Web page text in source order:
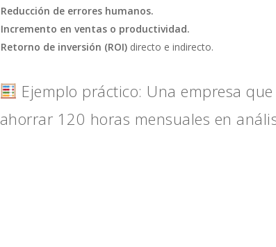
Reducción de errores humanos.
Incremento en ventas o productividad.
Retorno de inversión (ROI) directo e indirecto.
Ejemplo práctico: Una empresa
ahorrar 120 horas mensuales en